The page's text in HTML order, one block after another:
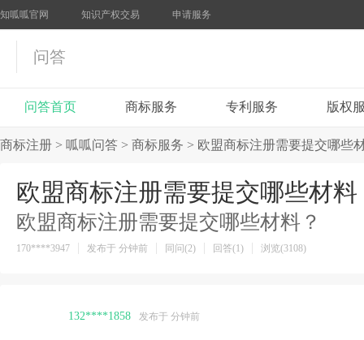
知呱呱官网 知识产权交易 申请服务
问答
问答首页 商标服务 专利服务 版权
商标注册 > 呱呱问答 > 商标服务 > 欧盟商标注册需要提交哪些
欧盟商标注册需要提交哪些材料
欧盟商标注册需要提交哪些材料？
170****3947 发布于 分钟前 同问(2) 回答(1) 浏览(3108)
132****1858 发布于 分钟前